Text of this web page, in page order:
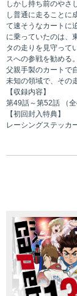
しかし持ち前のやさ
し普通に走ることに
て速そうなカートに
に乗っていたのは、
タの走りを見守って
スへの参戦を勧める。
父親手製のカートで
未知の領域で、その
【収録内容】
第49話～第52話 （全
【初回封入特典】
レーシングステッカ